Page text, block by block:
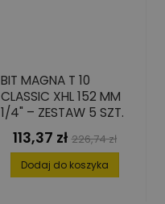
BIT MAGNA T 10
CLASSIC XHL 152 MM
1/4" – ZESTAW 5 SZT.
Cena
113,37 zł Cena
podstawowa
226,74 zł
Dodaj do koszyka